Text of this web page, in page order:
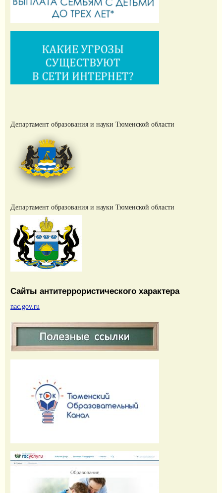
Департамент образования и науки Тюменской области
Департамент образования и науки Тюменской области
Сайты антитеррористического характера
nac.gov.ru